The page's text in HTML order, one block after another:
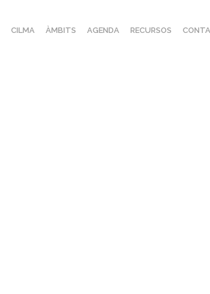
CILMA ÀMBITS AGENDA RECURSOS